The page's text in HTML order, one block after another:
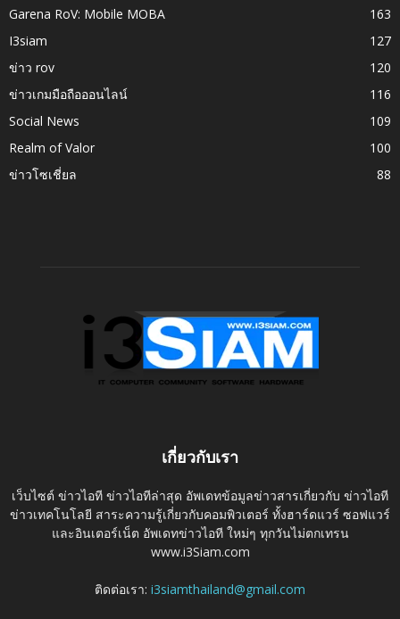
Garena RoV: Mobile MOBA
163
I3siam
127
ข่าว rov
120
ข่าวเกมมือถือออนไลน์
116
Social News
109
Realm of Valor
100
ข่าวโซเชี่ยล
88
เกี่ยวกับเรา
เว็บไซต์ ข่าวไอที ข่าวไอทีล่าสุด อัพเดทข้อมูลข่าวสารเกี่ยวกับ ข่าวไอที
ข่าวเทคโนโลยี สาระความรู้เกี่ยวกับคอมพิวเตอร์ ทั้งฮาร์ดแวร์ ซอฟแวร์
และอินเตอร์เน็ต อัพเดทข่าวไอที ใหม่ๆ ทุกวันไม่ตกเทรน
www.i3Siam.com
ติดต่อเรา: i3siamthailand@gmail.com